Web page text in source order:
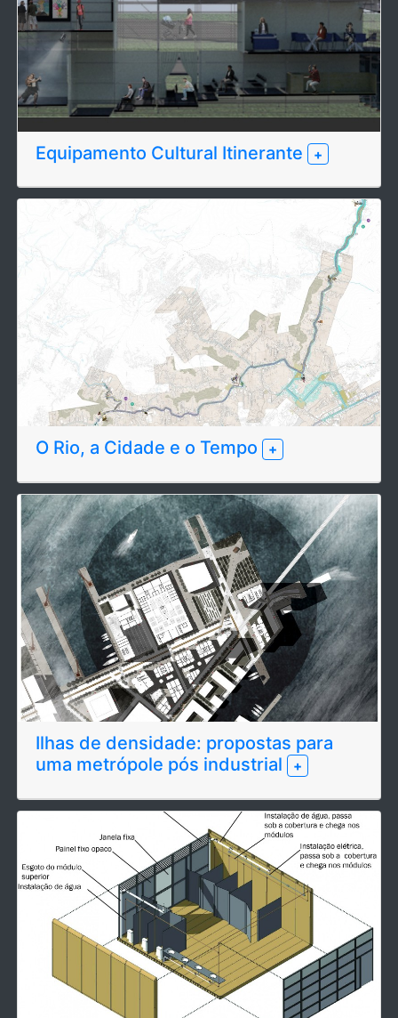
Equipamento Cultural Itinerante +
O Rio, a Cidade e o Tempo +
Ilhas de densidade: propostas para
uma metrópole pós industrial
+